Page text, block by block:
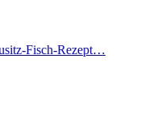
Fisch-Rezept…